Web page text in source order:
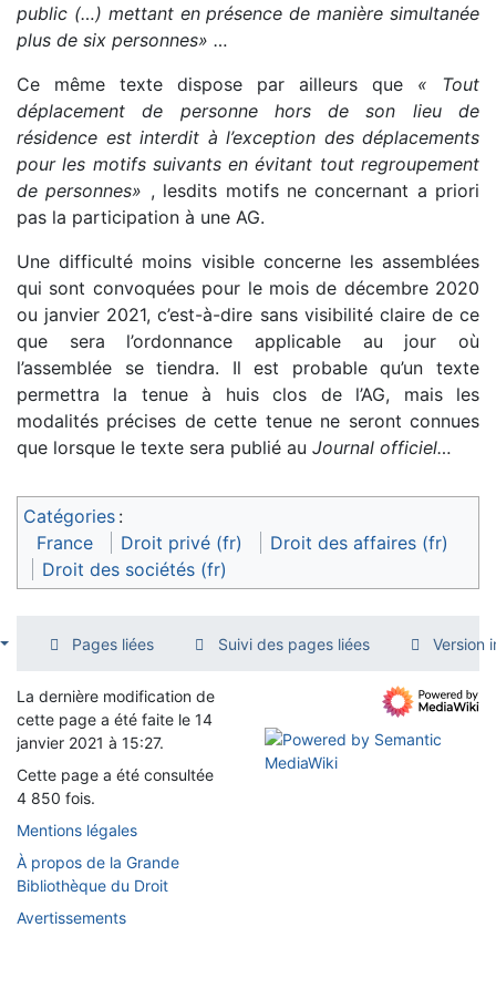
public (…) mettant en présence de manière simultanée
plus de six personnes» …
Ce même texte dispose par ailleurs que « Tout
déplacement de personne hors de son lieu de
résidence est interdit à l’exception des déplacements
pour les motifs suivants en évitant tout regroupement
de personnes» , lesdits motifs ne concernant a priori
pas la participation à une AG.
Une difficulté moins visible concerne les assemblées
qui sont convoquées pour le mois de décembre 2020
ou janvier 2021, c’est-à-dire sans visibilité claire de ce
que sera l’ordonnance applicable au jour où
l’assemblée se tiendra. Il est probable qu’un texte
permettra la tenue à huis clos de l’AG, mais les
modalités précises de cette tenue ne seront connues
que lorsque le texte sera publié au Journal officiel…
Catégories :
France
Droit privé (fr)
Droit des affaires (fr)
Droit des sociétés (fr)
Pages liées Suivi des pages liées Version
La dernière modification de
cette page a été faite le 14
janvier 2021 à 15:27.
Cette page a été consultée
4 850 fois.
Mentions légales
À propos de la Grande
Bibliothèque du Droit
Avertissements